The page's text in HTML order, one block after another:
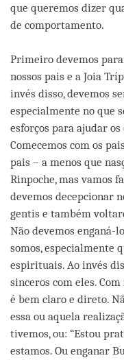
que queremos dizer
de comportamento.
Primeiro devemos
nossos pais e a Joia
invés disso, devemos
especialmente no que
esforços para ajudar
Comecemos com os
pais – a menos que
Rinpoche, mas vamos
devemos decepcionar
gentis e também
Não devemos enganá-
somos, especialmente
espirituais. Ao invés
sinceros com eles.
é bem claro e direto.
essa ou aquela
tivemos, ou: “Estou
estamos. Ou enganar